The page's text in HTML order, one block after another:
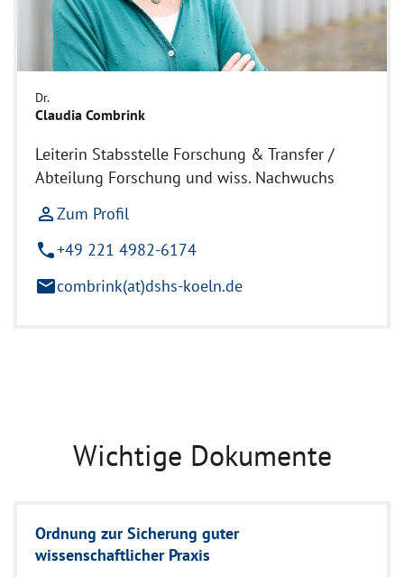
Dr.
Claudia Combrink
Leiterin Stabsstelle Forschung & Transfer /
Abteilung Forschung und wiss. Nachwuchs
person_outlineZum Profil
phone+49 221 4982-6174
mailcombrink(at)dshs-koeln.de
Wichtige Dokumente
Ordnung zur Sicherung guter
wissenschaftlicher Praxis